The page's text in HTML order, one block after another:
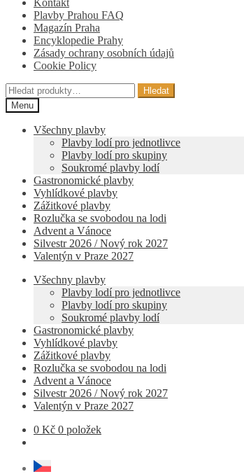
Kontakt
Plavby Prahou FAQ
Magazín Praha
Encyklopedie Prahy
Zásady ochrany osobních údajů
Cookie Policy
Hledat:
Hledat
Menu
Všechny plavby
Plavby lodí pro jednotlivce
Plavby lodí pro skupiny
Soukromé plavby lodí
Gastronomické plavby
Vyhlídkové plavby
Zážitkové plavby
Rozlučka se svobodou na lodi
Advent a Vánoce
Silvestr 2026 / Nový rok 2027
Valentýn v Praze 2027
Všechny plavby
Plavby lodí pro jednotlivce
Plavby lodí pro skupiny
Soukromé plavby lodí
Gastronomické plavby
Vyhlídkové plavby
Zážitkové plavby
Rozlučka se svobodou na lodi
Advent a Vánoce
Silvestr 2026 / Nový rok 2027
Valentýn v Praze 2027
0 Kč 0 položek